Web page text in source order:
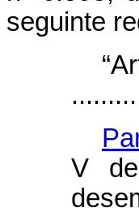
seguinte
V